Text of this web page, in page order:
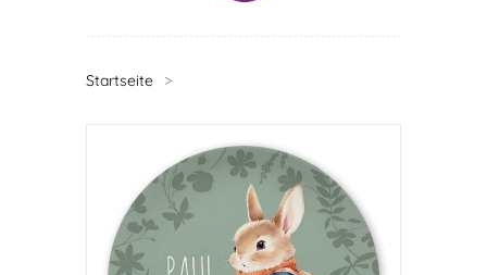
Startseite >